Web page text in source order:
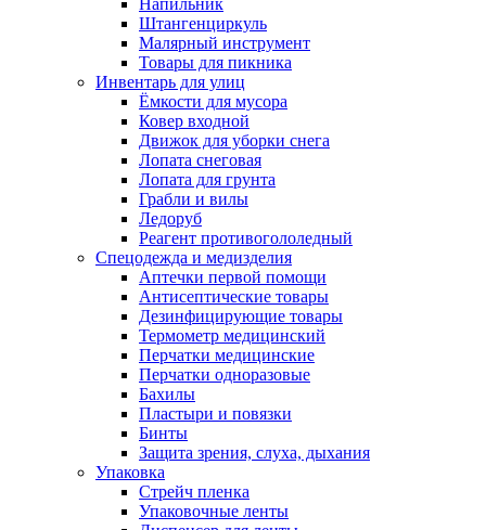
Напильник
Штангенциркуль
Малярный инструмент
Товары для пикника
Инвентарь для улиц
Ёмкости для мусора
Ковер входной
Движок для уборки снега
Лопата снеговая
Лопата для грунта
Грабли и вилы
Ледоруб
Реагент противогололедный
Спецодежда и медизделия
Аптечки первой помощи
Антисептические товары
Дезинфицирующие товары
Термометр медицинский
Перчатки медицинские
Перчатки одноразовые
Бахилы
Пластыри и повязки
Бинты
Защита зрения, слуха, дыхания
Упаковка
Стрейч пленка
Упаковочные ленты